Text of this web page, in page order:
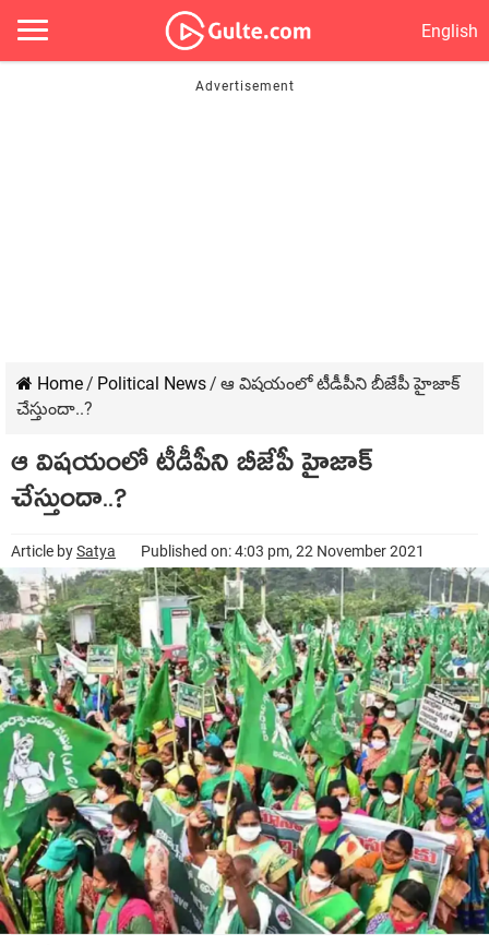
English
Home/ Political News/ ఆ విష‌యంలో టీడీపీని బీజేపీ హైజాక్
చేస్తుందా..?
ఆ విష‌యంలో టీడీపీని బీజేపీ హైజాక్
చేస్తుందా..?
Article bySatya Published on: 4:03 pm, 22 November 2021